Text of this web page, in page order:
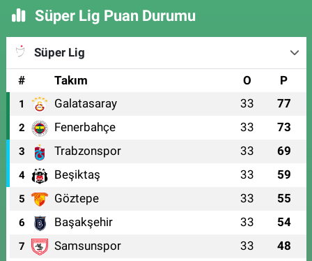
Süper Lig Puan Durumu
Süper Lig
#
Takım O P
1 Galatasaray 33 77
2 Fenerbahçe 33 73
3 Trabzonspor 33 69
4 Beşiktaş 33 59
5 Göztepe 33 55
6 Başakşehir 33 54
7 Samsunspor 33 48